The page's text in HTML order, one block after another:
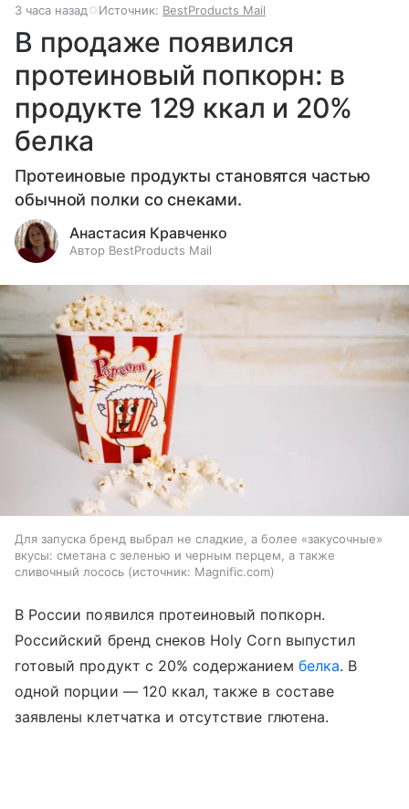
3 часа назад Источник: BestProducts Mail
В продаже появился
протеиновый попкорн: в
продукте 129 ккал и 20%
белка
Протеиновые продукты становятся частью
обычной полки со снеками.
Анастасия Кравченко
Автор BestProducts Mail
Для запуска бренд выбрал не сладкие, а более «закусочные»
вкусы: сметана с зеленью и черным перцем, а также
сливочный лосось
источник: Magnific.com
В России появился протеиновый попкорн.
Российский бренд снеков Holy Corn выпустил
готовый продукт с 20% содержанием белка. В
одной порции — 120 ккал, также в составе
заявлены клетчатка и отсутствие глютена.